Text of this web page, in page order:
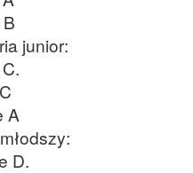
junior:
A
D.